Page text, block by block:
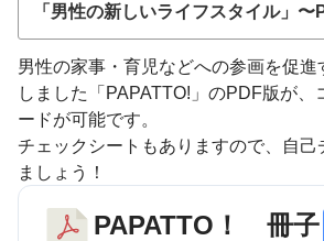
「男性の新しいライフスタイル」〜
男性の家事・育児などへの参画を促
しました「PAPATTO!」のPDF版が、
ードが可能です。
チェックシートもありますので、自己
ましょう！
PAPATTO！ 冊子